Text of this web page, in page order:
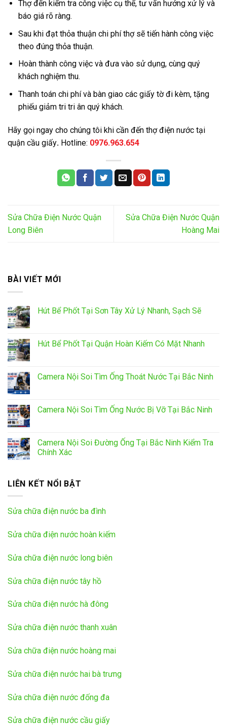
Thợ đến kiểm tra công việc cụ thể, tư vấn hướng xử lý và
báo giá rõ ràng.
Sau khi đạt thỏa thuận chi phí thợ sẽ tiến hành công việc
theo đúng thỏa thuận.
Hoàn thành công việc và đưa vào sử dụng, cùng quý
khách nghiệm thu.
Thanh toán chi phí và bàn giao các giấy tờ đi kèm, tặng
phiếu giảm tri tri ân quý khách.
Hãy gọi ngay cho chúng tôi khi cần đến thợ điện nước tại
quận cầu giấy. Hotline: 0976.963.654
Sửa Chữa Điện Nước Quận
Long Biên
Sửa Chữa Điện Nước Quận
Hoàng Mai
BÀI VIẾT MỚI
Hút Bể Phốt Tại Sơn Tây Xử Lý Nhanh, Sạch Sẽ
Hút Bể Phốt Tại Quận Hoàn Kiếm Có Mặt Nhanh
Camera Nội Soi Tìm Ống Thoát Nước Tại Bắc Ninh
Camera Nội Soi Tìm Ống Nước Bị Vỡ Tại Bắc Ninh
Camera Nội Soi Đường Ống Tại Bắc Ninh Kiểm Tra
Chính Xác
LIÊN KẾT NỔI BẬT
Sửa chữa điện nước ba đình
Sửa chữa điện nước hoàn kiếm
Sửa chữa điện nước long biên
Sửa chữa điện nước tây hồ
Sửa chữa điện nước hà đông
Sửa chữa điện nước thanh xuân
Sửa chữa điện nước hoàng mai
Sửa chữa điện nước hai bà trưng
Sửa chữa điện nước đống đa
Sửa chữa điện nước cầu giấy